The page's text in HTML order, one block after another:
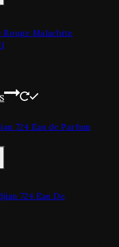
Malachite
724 Eau De